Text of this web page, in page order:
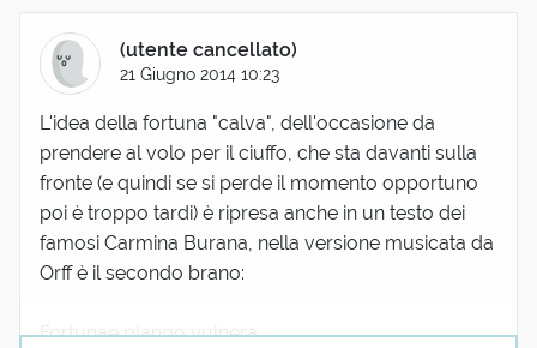
(utente cancellato)
21 Giugno 2014 10:23
L'idea della fortuna "calva", dell'occasione da
prendere al volo per il ciuffo, che sta davanti sulla
fronte (e quindi se si perde il momento opportuno
poi è troppo tardi) è ripresa anche in un testo dei
famosi Carmina Burana, nella versione musicata da
Orff è il secondo brano:
Fortunae plango vulnera